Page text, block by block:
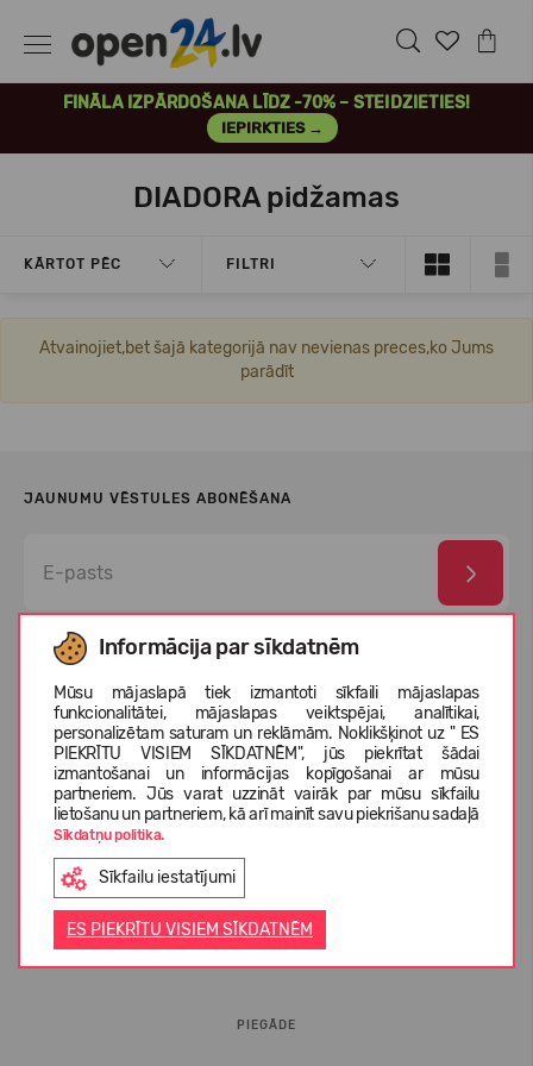
FINĀLA IZPĀRDOŠANA LĪDZ -70% – STEIDZIETIES!
IEPIRKTIES →
Informācija par sīkdatnēm
Mūsu mājaslapā tiek izmantoti sīkfaili mājaslapas
funkcionalitātei, mājaslapas veiktspējai, analītikai,
personalizētam saturam un reklāmām. Noklikšķinot uz " ES
PIEKRĪTU VISIEM SĪKDATNĒM", jūs piekrītat šādai
izmantošanai un informācijas kopīgošanai ar mūsu
partneriem. Jūs varat uzzināt vairāk par mūsu sīkfailu
lietošanu un partneriem, kā arī mainīt savu piekrišanu sadaļā
Sīkdatņu politika.
Sīkfailu iestatījumi
ES PIEKRĪTU VISIEM SĪKDATNĒM
DIADORA pidžamas
KĀRTOT PĒC FILTRI
Atvainojiet,bet šajā kategorijā nav nevienas preces,ko Jums
parādīt
JAUNUMU VĒSTULES ABONĒŠANA
Esmu izlasījis un piekrītu
datu aizsardzības noteikumi
INFORMĀCIJA PIRCĒJIEM
PIEGĀDE